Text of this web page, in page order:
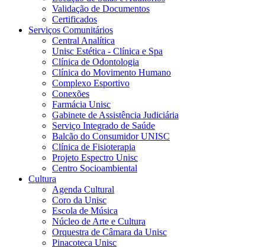
Validação de Documentos
Certificados
Serviços Comunitários
Central Analítica
Unisc Estética - Clínica e Spa
Clínica de Odontologia
Clínica do Movimento Humano
Complexo Esportivo
Conexões
Farmácia Unisc
Gabinete de Assistência Judiciária
Serviço Integrado de Saúde
Balcão do Consumidor UNISC
Clínica de Fisioterapia
Projeto Espectro Unisc
Centro Socioambiental
Cultura
Agenda Cultural
Coro da Unisc
Escola de Música
Núcleo de Arte e Cultura
Orquestra de Câmara da Unisc
Pinacoteca Unisc